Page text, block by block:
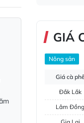
GIÁ
Nông sản
Giá cà phê
Đắk Lắk
Lâm Đồng